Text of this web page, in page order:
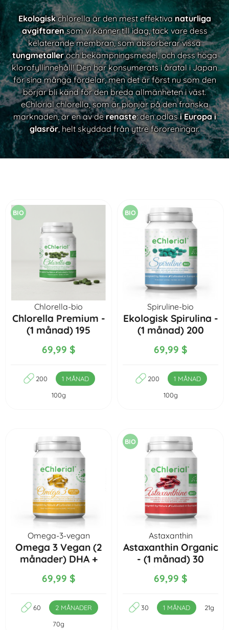
Ekologiskchlorella är den mest effektivanaturliga
avgiftarensom vi känner till idag, tack vare dess
kelaterande membran, som absorberar vissa
tungmetalleroch bekämpningsmedel, och dess höga
klorofyllinnehåll! Den har konsumerats i åratal i Japan
för sina många fördelar, men det är först nu som den
börjar bli känd för den breda allmänheten i väst.
eChlorial chlorella, som är pionjär på den franska
marknaden, är en av derenaste: den odlasi Europa i
glasrör, helt skyddad från yttre föroreningar.
BIO
Chlorella-bio
Chlorella Premium -
(1 månad) 195
tabletter
69,99 $
200
1 MÅNAD
100g
BIO
Spiruline-bio
Ekologisk Spirulina -
(1 månad) 200
tabletter
69,99 $
200
1 MÅNAD
100g
Omega-3-vegan
Omega 3 Vegan (2
månader) DHA +
EPA - 60 kapslar
69,99 $
60
2 MÅNADER
70g
BIO
Astaxanthin
Astaxanthin Organic
- (1 månad) 30
kapslar
69,99 $
30 1 MÅNAD 21g